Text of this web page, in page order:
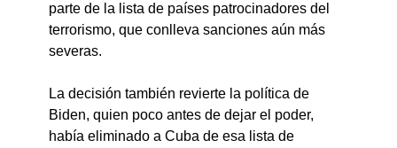
parte de la lista de países patrocinadores del
terrorismo, que conlleva sanciones aún más
severas.
La decisión también revierte la política de
Biden, quien poco antes de dejar el poder,
había eliminado a Cuba de esa lista de